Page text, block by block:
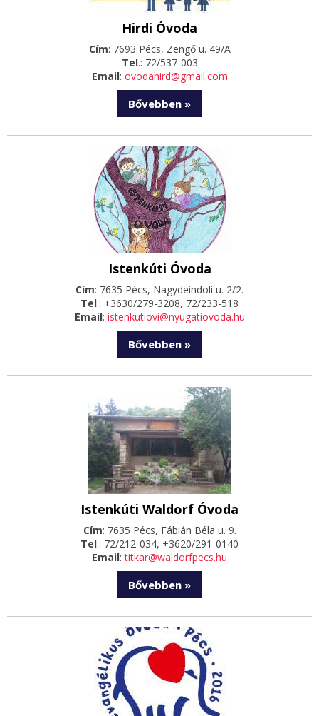
Hirdi Óvoda
Cím: 7693 Pécs, Zengő u. 49/A
Tel.: 72/537-003
Email: ovodahird@gmail.com
Bővebben »
Istenkúti Óvoda
Cím: 7635 Pécs, Nagydeindoli u. 2/2.
Tel.: +3630/279-3208, 72/233-518
Email: istenkutiovi@nyugatiovoda.hu
Bővebben »
Istenkúti Waldorf Óvoda
Cím: 7635 Pécs, Fábián Béla u. 9.
Tel.: 72/212-034, +3620/291-0140
Email:titkar@waldorfpecs.hu
Bővebben »